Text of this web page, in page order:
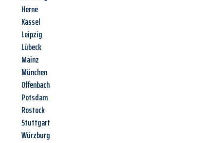
Herne
Kassel
Leipzig
Lübeck
Mainz
München
Offenbach
Potsdam
Rostock
Stuttgart
Würzburg